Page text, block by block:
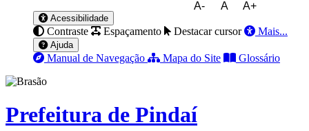
A- A A+
Acessibilidade
Contraste Espaçamento Destacar cursor Mais...
Ajuda
Manual de Navegação Mapa do Site Glossário
Prefeitura de Pindaí